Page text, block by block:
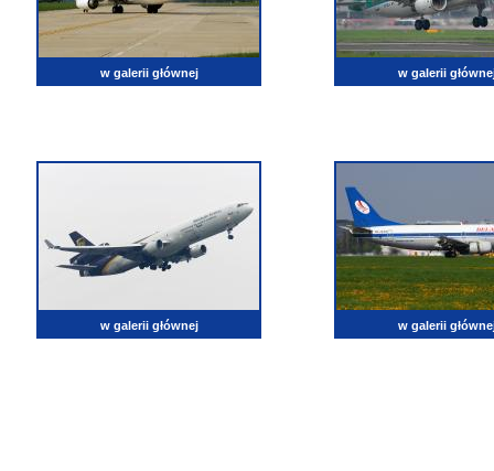
w galerii głównej w galerii
w galerii głównej w galerii